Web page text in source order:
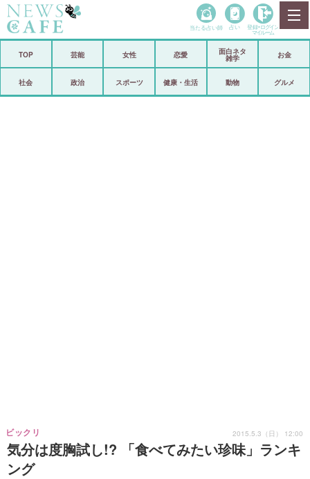
政治
当たる占い師 占い 登録• ログイン
マイルーム
TOP 芸能 女性 恋愛
面白ネタ
雑学
お金
社会 政治 スポーツ 健康・生活 動物 グルメ
気分は度胸試し!? 「食べてみたい珍味」ランキ
ング
ビックリ 2015.5.3（日） 12:00